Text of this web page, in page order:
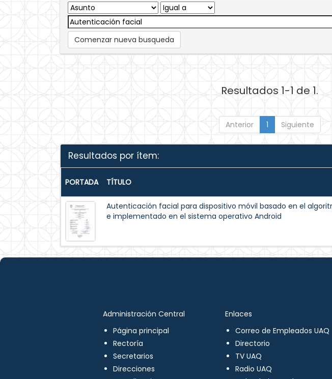
Comenzar nueva busqueda
Resultados 1-1 de 1.
Anterior 1 Siguiente
Resultados por ítem:
PORTADA TÍTULO
Autenticación facial para dispositivo móvil basado en el
e implementado en el sistema operativo Android
Administración Central
Página principal
Rectoría
Secretarios
Direcciones
Enlaces
Correo de Empleados UAQ
Directorio
TV UAQ
Radio UAQ